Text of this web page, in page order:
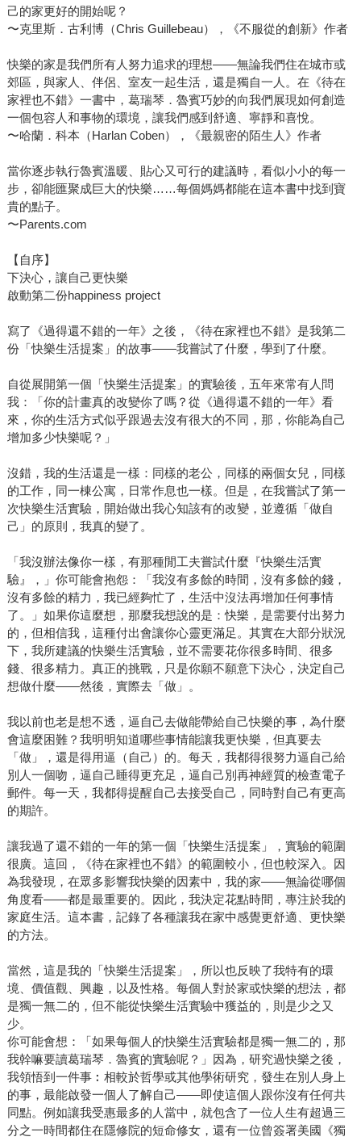
己的家更好的開始呢？
〜克里斯．古利博（Chris Guillebeau），《不服從的創新》作者
快樂的家是我們所有人努力追求的理想——無論我們住在城市或
郊區，與家人、伴侶、室友一起生活，還是獨自一人。在《待在
家裡也不錯》一書中，葛瑞琴．魯賓巧妙的向我們展現如何創造
一個包容人和事物的環境，讓我們感到舒適、寧靜和喜悅。
〜哈蘭．科本（Harlan Coben），《最親密的陌生人》作者
當你逐步執行魯賓溫暖、貼心又可行的建議時，看似小小的每一
步，卻能匯聚成巨大的快樂……每個媽媽都能在這本書中找到寶
貴的點子。
〜Parents.com
【自序】
下決心，讓自己更快樂
啟動第二份happiness project
寫了《過得還不錯的一年》之後，《待在家裡也不錯》是我第二
份「快樂生活提案」的故事——我嘗試了什麼，學到了什麼。
自從展開第一個「快樂生活提案」的實驗後，五年來常有人問
我：「你的計畫真的改變你了嗎？從《過得還不錯的一年》看
來，你的生活方式似乎跟過去沒有很大的不同，那，你能為自己
增加多少快樂呢？」
沒錯，我的生活還是一樣：同樣的老公，同樣的兩個女兒，同樣
的工作，同一棟公寓，日常作息也一樣。但是，在我嘗試了第一
次快樂生活實驗，開始做出我心知該有的改變，並遵循「做自
己」的原則，我真的變了。
「我沒辦法像你一樣，有那種閒工夫嘗試什麼『快樂生活實
驗』，」你可能會抱怨：「我沒有多餘的時間，沒有多餘的錢，
沒有多餘的精力，我已經夠忙了，生活中沒法再增加任何事情
了。」如果你這麼想，那麼我想說的是：快樂，是需要付出努力
的，但相信我，這種付出會讓你心靈更滿足。其實在大部分狀況
下，我所建議的快樂生活實驗，並不需要花你很多時間、很多
錢、很多精力。真正的挑戰，只是你願不願意下決心，決定自己
想做什麼——然後，實際去「做」。
我以前也老是想不透，逼自己去做能帶給自己快樂的事，為什麼
會這麼困難？我明明知道哪些事情能讓我更快樂，但真要去
「做」，還是得用逼（自己）的。每天，我都得很努力逼自己給
別人一個吻，逼自己睡得更充足，逼自己別再神經質的檢查電子
郵件。每一天，我都得提醒自己去接受自己，同時對自己有更高
的期許。
讓我過了還不錯的一年的第一個「快樂生活提案」，實驗的範圍
很廣。這回，《待在家裡也不錯》的範圍較小，但也較深入。因
為我發現，在眾多影響我快樂的因素中，我的家——無論從哪個
角度看——都是最重要的。因此，我決定花點時間，專注於我的
家庭生活。這本書，記錄了各種讓我在家中感覺更舒適、更快樂
的方法。
當然，這是我的「快樂生活提案」，所以也反映了我特有的環
境、價值觀、興趣，以及性格。每個人對於家或快樂的想法，都
是獨一無二的，但不能從快樂生活實驗中獲益的，則是少之又
少。
你可能會想：「如果每個人的快樂生活實驗都是獨一無二的，那
我幹嘛要讀葛瑞琴．魯賓的實驗呢？」因為，研究過快樂之後，
我領悟到一件事︰相較於哲學或其他學術研究，發生在別人身上
的事，最能啟發一個人了解自己——即使這個人跟你沒有任何共
同點。例如讓我受惠最多的人當中，就包含了一位人生有超過三
分之一時間都住在隱修院的短命修女，還有一位曾簽署美國《獨